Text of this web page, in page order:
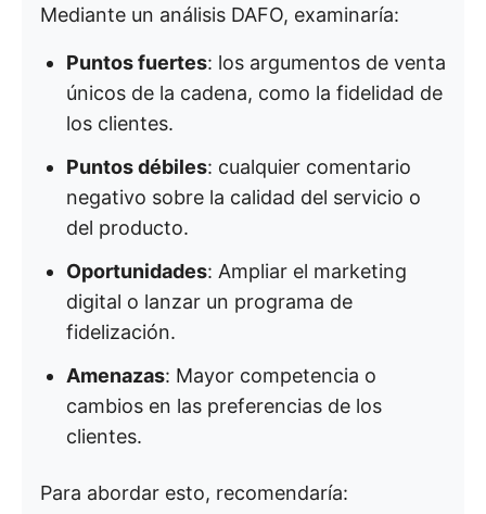
Mediante un análisis DAFO, examinaría:
Puntos fuertes: los argumentos de venta
únicos de la cadena, como la fidelidad de
los clientes.
Puntos débiles: cualquier comentario
negativo sobre la calidad del servicio o
del producto.
Oportunidades: Ampliar el marketing
digital o lanzar un programa de
fidelización.
Amenazas: Mayor competencia o
cambios en las preferencias de los
clientes.
Para abordar esto, recomendaría: